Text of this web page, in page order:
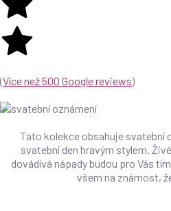
(Více než 500 Google reviews)
Tato kolekce obsahuje svatební
svatební den hravým stylem.
dovádívá nápady budou pro Vás
všem na známost,